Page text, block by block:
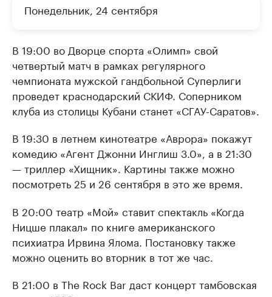
Понедельник, 24 сентября
В 19:00 во Дворце спорта «Олимп» свой
четвертый матч в рамках регулярного
чемпионата мужской гандбольной Суперлиги
проведет краснодарский СКИФ. Соперником
клуба из столицы Кубани станет «СГАУ-Саратов».
В 19:30 в летнем кинотеатре «Аврора» покажут
комедию «Агент Джонни Инглиш 3.0», а в 21:30
— триллер «Хищник». Картины также можно
посмотреть 25 и 26 сентября в это же время.
В 20:00 театр «Мой» ставит спектакль «Когда
Ницше плакал» по книге американского
психиатра Ирвина Ялома. Постановку также
можно оценить во вторник в тот же час.
В 21:00 в The Rock Bar даст концерт тамбовская